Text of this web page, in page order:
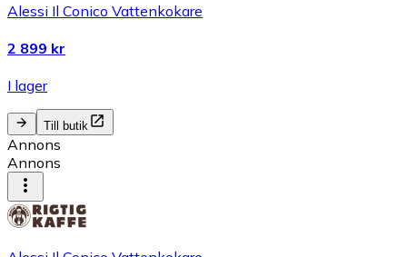
Alessi Il Conico Vattenkokare
2 899 kr
I lager
Till butik
Annons
Annons